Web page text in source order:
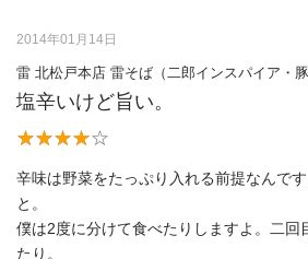
2014年01月14日
雷 北松戸本店 雷そば（二郎インスパイア・豚
塩辛いけど旨い。
辛味は野菜をたっぷり入れる前提なんで
と。
僕は2度に分けて食べたりしますよ。二回
たり。